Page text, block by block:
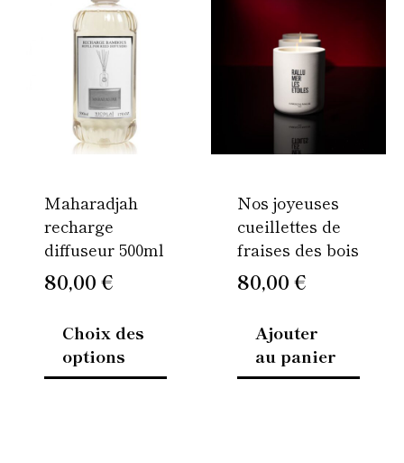
Maharadjah
recharge
diffuseur 500ml
80,00€
Choix des
options
peuvent
Nos joyeuses
cueillettes de
fraises des bois
80,00€
Ajouter
au panier